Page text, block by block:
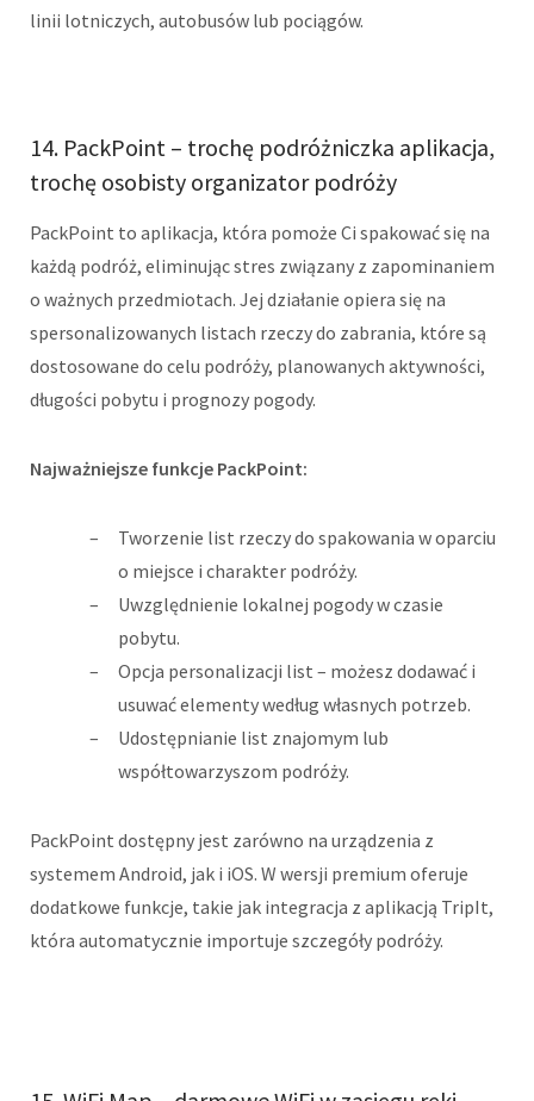
linii lotniczych, autobusów lub pociągów.
14. PackPoint – trochę podróżniczka aplikacja,
trochę osobisty organizator podróży
PackPoint to aplikacja, która pomoże Ci spakować się na
każdą podróż, eliminując stres związany z zapominaniem
o ważnych przedmiotach. Jej działanie opiera się na
spersonalizowanych listach rzeczy do zabrania, które są
dostosowane do celu podróży, planowanych aktywności,
długości pobytu i prognozy pogody.
Najważniejsze funkcje PackPoint:
Tworzenie list rzeczy do spakowania w oparciu
o miejsce i charakter podróży.
Uwzględnienie lokalnej pogody w czasie
pobytu.
Opcja personalizacji list – możesz dodawać i
usuwać elementy według własnych potrzeb.
Udostępnianie list znajomym lub
współtowarzyszom podróży.
PackPoint dostępny jest zarówno na urządzenia z
systemem Android, jak i iOS. W wersji premium oferuje
dodatkowe funkcje, takie jak integracja z aplikacją TripIt,
która automatycznie importuje szczegóły podróży.